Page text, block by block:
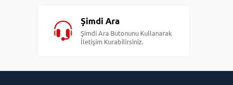
Şimdi Ara
Şimdi Ara Butonunu Kullanarak
İletişim Kurabilirsiniz.